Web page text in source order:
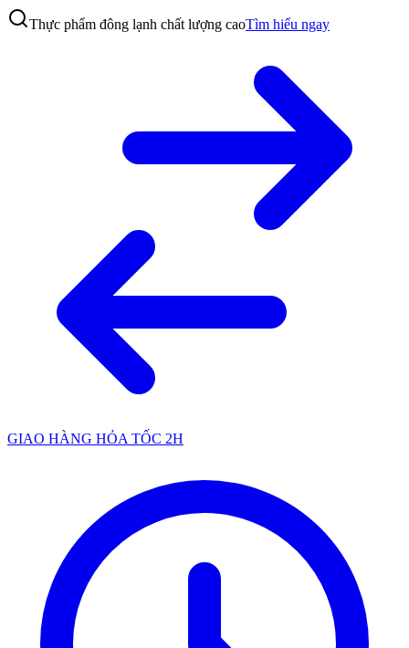
Thực phẩm đông lạnh chất lượng caoTìm hiểu ngay
GIAO HÀNG HỎA TỐC 2H